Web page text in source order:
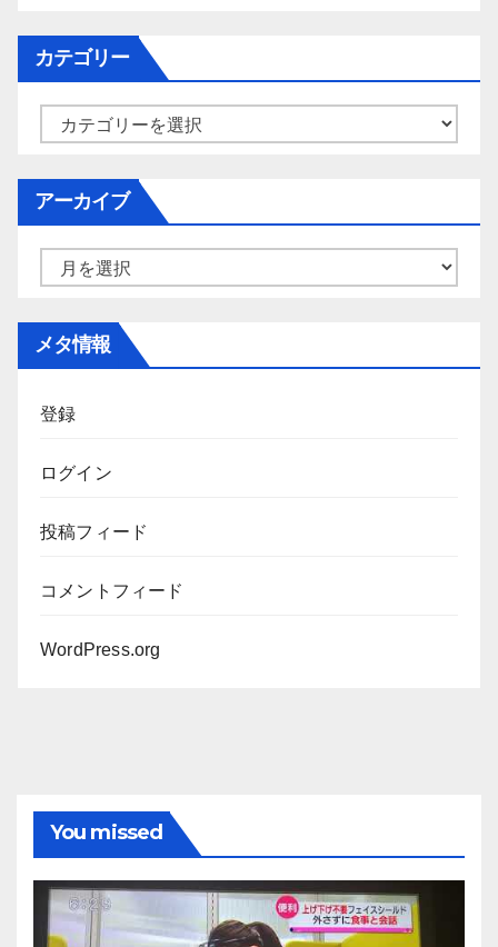
カテゴリー
ー
アーカイブ
メタ情報
登録
ログイン
投稿フィード
コメントフィード
WordPress.org
You missed